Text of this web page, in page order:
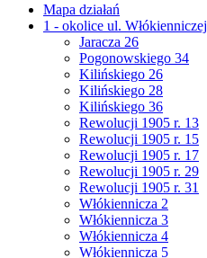
Mapa działań
1 - okolice ul. Włókienniczej
Jaracza 26
Pogonowskiego 34
Kilińskiego 26
Kilińskiego 28
Kilińskiego 36
Rewolucji 1905 r. 13
Rewolucji 1905 r. 15
Rewolucji 1905 r. 17
Rewolucji 1905 r. 29
Rewolucji 1905 r. 31
Włókiennicza 2
Włókiennicza 3
Włókiennicza 4
Włókiennicza 5